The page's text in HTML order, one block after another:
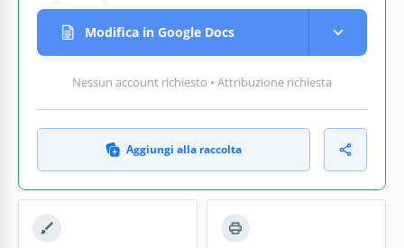
Modifica in Google Docs
Nessun account richiesto • Attribuzione richiesta
Aggiungi alla raccolta